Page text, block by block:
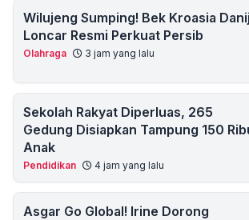
Wilujeng Sumping! Bek Kroasia
Loncar Resmi Perkuat Persib
Olahraga 3 jam yang lalu
Sekolah Rakyat Diperluas, 265
Gedung Disiapkan Tampung 150
Anak
Pendidikan 4 jam yang lalu
Asgar Go Global! Irine Dorong